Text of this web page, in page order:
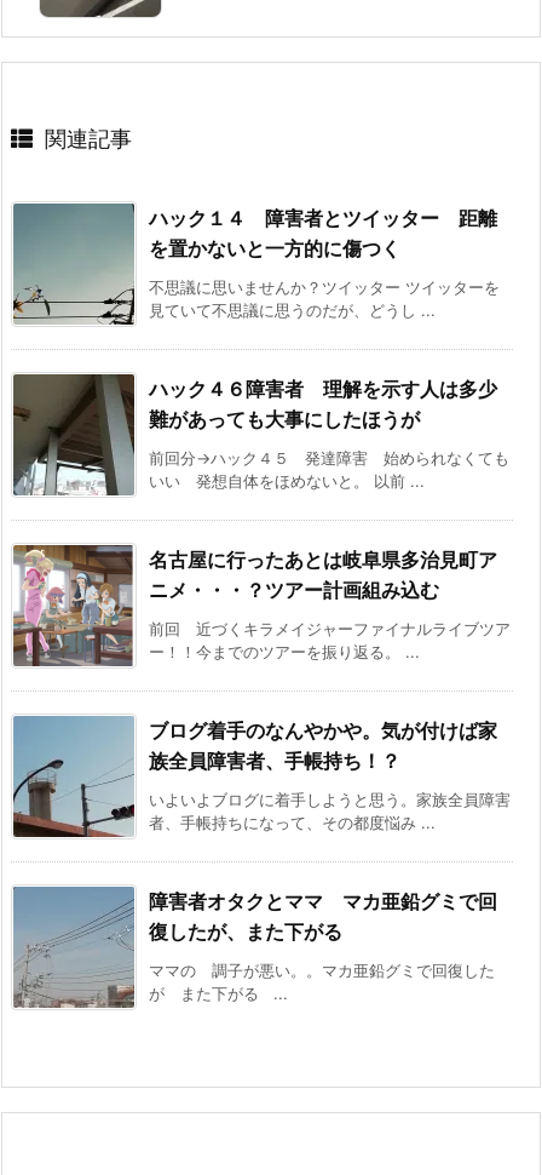
関連記事
ハック１４ 障害者とツイッター 距離
を置かないと一方的に傷つく
不思議に思いませんか？ツイッター ツイッターを
見ていて不思議に思うのだが、どうし ...
ハック４６障害者 理解を示す人は多少
難があっても大事にしたほうが
前回分→ハック４５ 発達障害 始められなくても
いい 発想自体をほめないと。 以前 ...
名古屋に行ったあとは岐阜県多治見町ア
ニメ・・・？ツアー計画組み込む
前回 近づくキラメイジャーファイナルライブツア
ー！！今までのツアーを振り返る。 ...
ブログ着手のなんやかや。気が付けば家
族全員障害者、手帳持ち！？
いよいよブログに着手しようと思う。家族全員障害
者、手帳持ちになって、その都度悩み ...
障害者オタクとママ マカ亜鉛グミで回
復したが、また下がる
ママの 調子が悪い。。マカ亜鉛グミで回復した
が また下がる ...